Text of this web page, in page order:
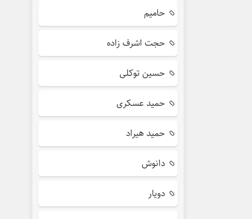
حامیم
حجت اشرف زاده
حسین توکلی
حمید عسکری
حمید هیراد
دانوش
دویار